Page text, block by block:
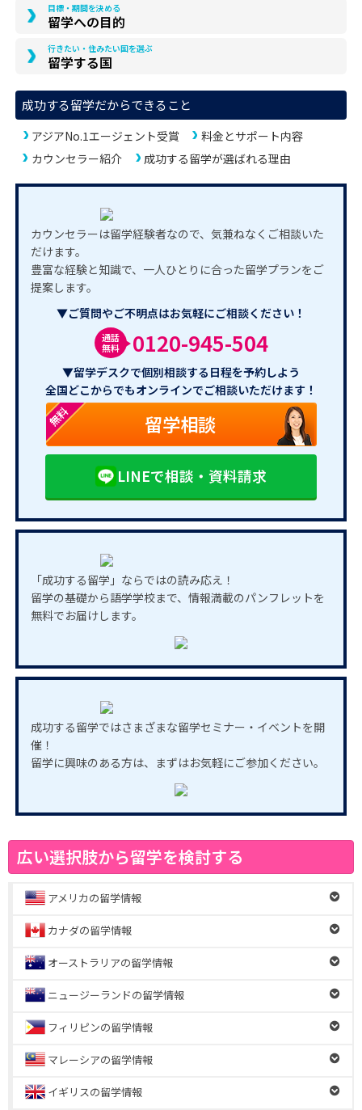
目標・期間を決める
留学への目的
行きたい・住みたい国を選ぶ
留学する国
成功する留学だからできること
アジアNo.1エージェント受賞
料金とサポート内容
カウンセラー紹介
成功する留学が選ばれる理由
カウンセラーは留学経験者なので、気兼ねなくご相談いた
だけます。
豊富な経験と知識で、一人ひとりに合った留学プランをご
提案します。
▼ご質問やご不明点はお気軽にご相談ください！
通話
無料
0120-945-504
▼留学デスクで個別相談する日程を予約しよう
全国どこからでもオンラインでご相談いただけます！
無料 留学相談
LINEで相談・資料請求
「成功する留学」ならではの読み応え！
留学の基礎から語学学校まで、情報満載のパンフレットを
無料でお届けします。
成功する留学ではさまざまな留学セミナー・イベントを開
催！
留学に興味のある方は、まずはお気軽にご参加ください。
広い選択肢から留学を検討する
アメリカの留学情報
カナダの留学情報
オーストラリアの留学情報
ニュージーランドの留学情報
フィリピンの留学情報
マレーシアの留学情報
イギリスの留学情報